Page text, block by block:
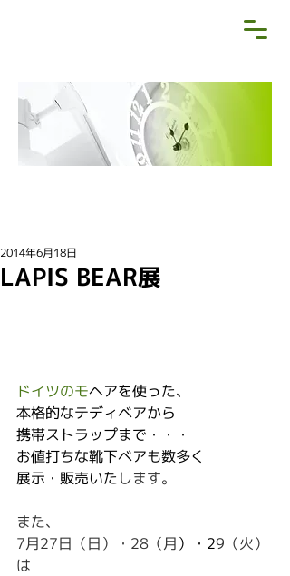
LAPIS BEAR展
2014年6月18日
ドイツのモヘアを使った、
本格的なテディベアから
携帯ストラップまで・・・
お値打ちな靴下ベアも数多く
展示・販売いたします。
また、
7月27日（日）・28（月）・29（火）
は